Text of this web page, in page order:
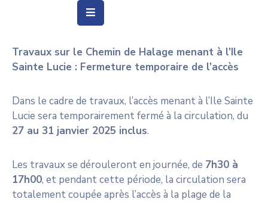
Vie
Municipale
Ville
Vie
Quotidienne
Social
&
Education
Travaux sur le Chemin de Halage menant à l’Ile
Sainte Lucie : Fermeture temporaire de l’accès
Dans le cadre de travaux, l’accès menant à l’Ile Sainte
Lucie sera temporairement fermé à la circulation, du
27 au 31 janvier 2025 inclus.
Les travaux se dérouleront en journée, de 7h30 à
17h00, et pendant cette période, la circulation sera
totalement coupée après l’accès à la plage de la